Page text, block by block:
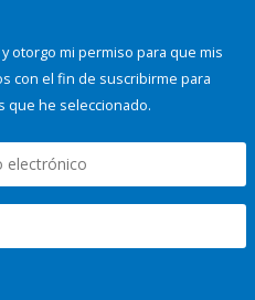
y otorgo mi permiso para que mis
con el fin de suscribirme para
que he seleccionado.